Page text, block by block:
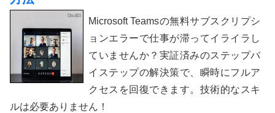
Microsoft Teamsの無料サブスクリプシ
ョンエラーで仕事が滞ってイライラし
ていませんか？実証済みのステップバ
イステップの解決策で、瞬時にフルア
クセスを回復できます。技術的なスキ
ルは必要ありません！